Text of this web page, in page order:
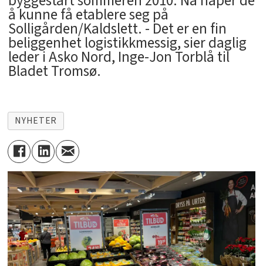
å kunne få etablere seg på
Solligården/Kaldslett. - Det er en fin
beliggenhet logistikkmessig, sier daglig
leder i Asko Nord, Inge-Jon Torblå til
Bladet Tromsø.
NYHETER